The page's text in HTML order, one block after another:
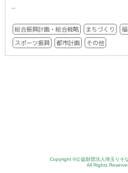
...
総合振興計画・総合戦略 まちづくり
スポーツ振興
都市計画 その他
Copyright ©公益財団法人埼玉りそ
All Rights